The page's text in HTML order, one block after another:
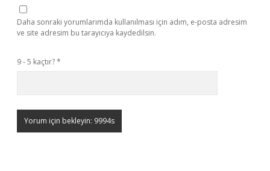
Daha sonraki yorumlarımda kullanılması için adım, e-posta adresim
ve site adresim bu tarayıcıya kaydedilsin.
9 - 5 kaçtır?*